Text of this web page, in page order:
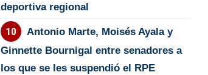
deportiva regional
Antonio Marte, Moisés Ayala y
Ginnette Bournigal entre senadores a
los que se les suspendió el RPE